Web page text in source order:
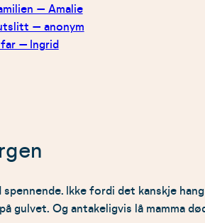
– Amalie
– anonym
– Ingrid
Ikke fordi det kanskje
gulvet. Og antakeligvis lå mamma